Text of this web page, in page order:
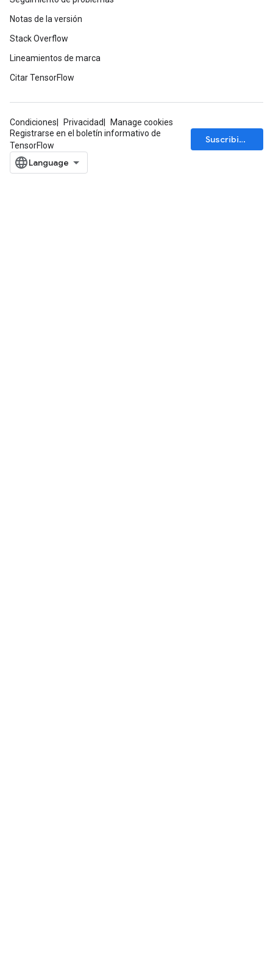
Notas de la versión
Stack Overflow
Lineamientos de marca
Citar TensorFlow
Condiciones Privacidad
Manage cookies
Registrarse en el boletín informativo de
TensorFlow
Suscribirse